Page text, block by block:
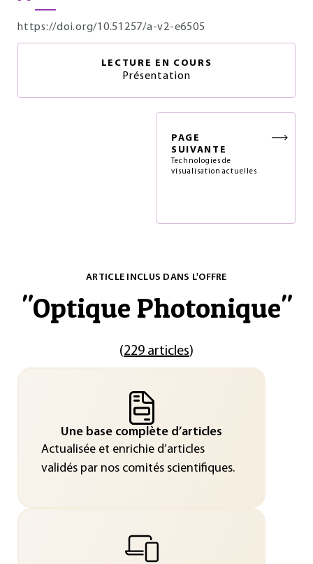
https://doi.org/10.51257/a-v2-e6505
LECTURE EN COURS
Présentation
PAGE
SUIVANTE
Technologies de
visualisation actuelles
ARTICLE INCLUS DANS L'OFFRE
"Optique Photonique"
(229 articles)
Une base complète d’articles
Actualisée et enrichie d’articles
validés par nos comités scientifiques.